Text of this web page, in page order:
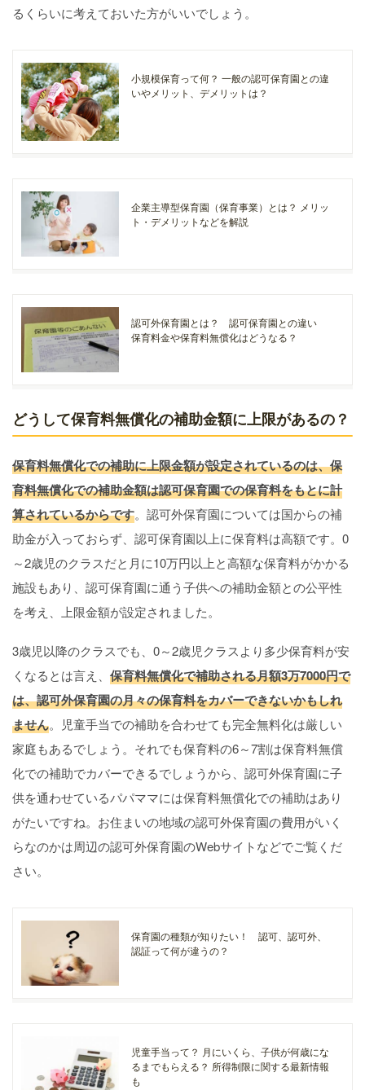
るくらいに考えておいた方がいいでしょう。
小規模保育って何？ 一般の認可保育園との違
いやメリット、デメリットは？
企業主導型保育園（保育事業）とは？ メリッ
ト・デメリットなどを解説
認可外保育園とは？ 認可保育園との違い
保育料金や保育料無償化はどうなる？
どうして保育料無償化の補助金額に上限があるの？
保育料無償化での補助に上限金額が設定されているのは、保
育料無償化での補助金額は認可保育園での保育料をもとに計
算されているからです。認可外保育園については国からの補
助金が入っておらず、認可保育園以上に保育料は高額です。0
～2歳児のクラスだと月に10万円以上と高額な保育料がかかる
施設もあり、認可保育園に通う子供への補助金額との公平性
を考え、上限金額が設定されました。
3歳児以降のクラスでも、0～2歳児クラスより多少保育料が安
くなるとは言え、 保育料無償化で補助される月額3万7000円で
は、認可外保育園の月々の保育料をカバーできないかもしれ
ません。児童手当での補助を合わせても完全無料化は厳しい
家庭もあるでしょう。それでも保育料の6～7割は保育料無償
化での補助でカバーできるでしょうから、認可外保育園に子
供を通わせているパパママには保育料無償化での補助はあり
がたいですね。お住まいの地域の認可外保育園の費用がいく
らなのかは周辺の認可外保育園のWebサイトなどでご覧くだ
さい。
保育園の種類が知りたい！ 認可、認可外、
認証って何が違うの？
児童手当って？ 月にいくら、子供が何歳にな
るまでもらえる？ 所得制限に関する最新情報
も